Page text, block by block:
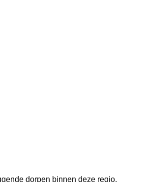
dorpen binnen deze regio.